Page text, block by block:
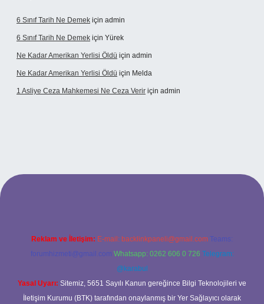
6 Sınıf Tarih Ne Demek için admin
6 Sınıf Tarih Ne Demek için Yürek
Ne Kadar Amerikan Yerlisi Öldü için admin
Ne Kadar Amerikan Yerlisi Öldü için Melda
1 Asliye Ceza Mahkemesi Ne Ceza Verir için admin
Reklam ve İletişim: E-mail: backlinkpaneli@gmail.com Teams:
forumhizmeti@gmail.com Whatsapp: 0262 606 0 726 Telegram:
@karabul
Yasal Uyarı: Sitemiz, 5651 Sayılı Kanun gereğince Bilgi Teknolojileri ve
İletişim Kurumu (BTK) tarafından onaylanmış bir Yer Sağlayıcı olarak